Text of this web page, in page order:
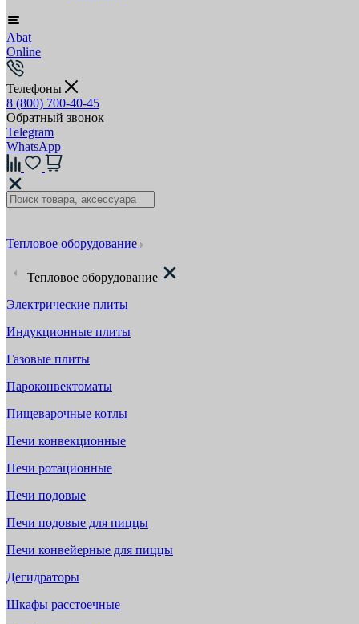
Abat
Online
Телефоны
8 (800) 700-40-45
Обратный звонок
Telegram
WhatsApp
Тепловое оборудование
Тепловое оборудование
Электрические плиты
Индукционные плиты
Газовые плиты
Пароконвектоматы
Пищеварочные котлы
Печи конвекционные
Печи ротационные
Печи подовые
Печи подовые для пиццы
Печи конвейерные для пиццы
Дегидраторы
Шкафы расстоечные